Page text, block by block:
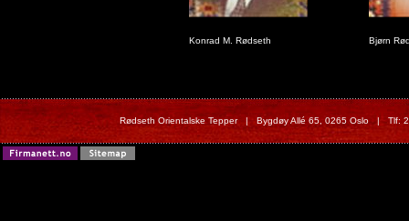
Konrad M. Rødseth Bjørn
Rødseth Orientalske Tepper | Bygdøy Allé 65, 0265 Oslo |